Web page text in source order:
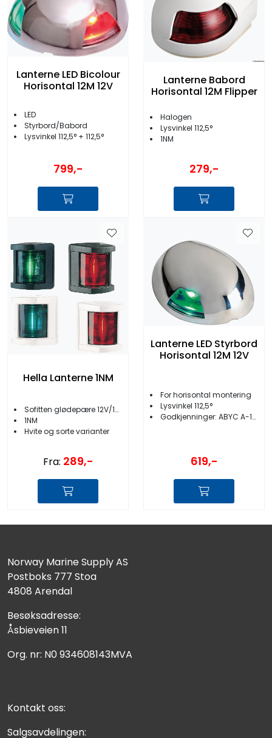
Lanterne LED Bicolour
Horisontal 12M 12V
LED
Styrbord/Babord
Lysvinkel 112,5° + 112,5°
799,-
Lanterne Babord
Horisontal 12M Flipper
Halogen
Lysvinkel 112,5°
1NM
279,-
Hella Lanterne 1NM
Sofitten glødepære 12V/10W
1NM
Hvite og sorte varianter
Fra: 289,-
Lanterne LED Styrbord
Horisontal 12M 12V
For horisontal montering
Lysvinkel 112,5°
Godkjenninger: ABYC A-16 / USCG COLREG 1972
619,-
Norway Marine Supply AS
Postboks 777 Stoa
4808 Arendal
Besøksadresse:
Åsbieveien 11
Org. nr: N0 934608143MVA
Kontakt oss:
Salgsavdelingen: